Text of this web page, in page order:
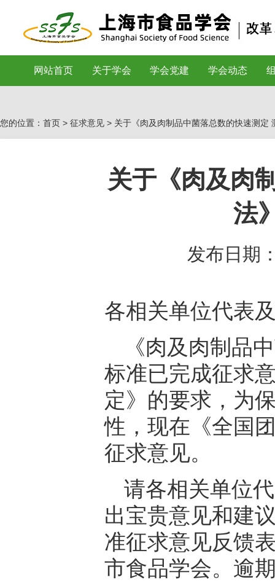
网站首页 关于学会 学会党建 学会动态
您的位置：首页 > 征求意见 > 关于《肉及肉制品中菌落总数的快速测定
关于《肉及肉
法
发布日期
各相关单位代表
《肉及肉制品
标准已完成征求
定》的要求，为
性，现在《全国
征求意见。
请各相关单位
出宝贵意见和建
准征求意见反馈
市食品学会。逾